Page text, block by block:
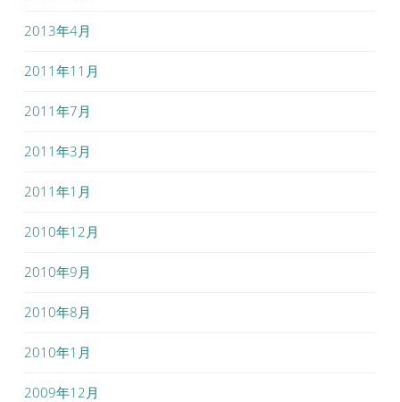
2013年4月
2011年11月
2011年7月
2011年3月
2011年1月
2010年12月
2010年9月
2010年8月
2010年1月
2009年12月